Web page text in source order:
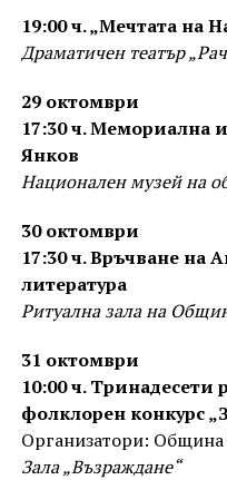
19:00 ч. „Мечтата на
Драматичен театър
29 октомври
17:30 ч. Мемориална
Янков
Национален музей на
30 октомври
17:30 ч. Връчване на
литература
Ритуална зала на
31 октомври
10:00 ч. Тринадесети
фолклорен конкурс
Организатори: Община
Зала „Възраждане“